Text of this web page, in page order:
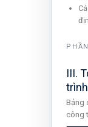
III.
Bảng
công